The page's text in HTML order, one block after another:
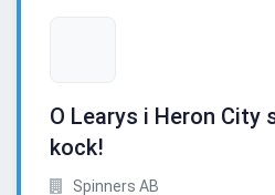
O Learys i Heron City
kock!
Spinners AB